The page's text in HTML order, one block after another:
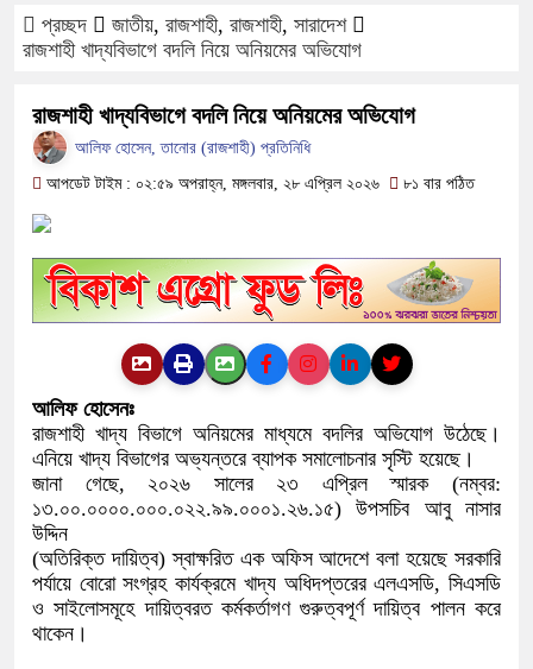
ফরিদপুরে ওজোপাডিকোর উদ্যোগে
বাংলাদেশের আকাশে রহস্যময় আলোর
দেড় লাখ টাকার গাছ ৫০ হাজারে নিলাম
কোদাল
ফরিদপুরে ‘শ্মশান বন্ধু’ কানু সেন
প্রচ্ছদ জাতীয়, রাজশাহী, রাজশাহী, সারাদেশ
রাজশাহী খাদ্যবিভাগে বদলি নিয়ে অনিয়মের অভিযোগ
রাজশাহী খাদ্যবিভাগে বদলি নিয়ে অনিয়মের অভিযোগ
আলিফ হোসেন, তানোর (রাজশাহী) প্রতিনিধি
আপডেট টাইম : ০২:৫৯ অপরাহ্ন, মঙ্গলবার, ২৮ এপ্রিল ২০২৬
৮১ বার পঠিত
আলিফ হোসেনঃ
রাজশাহী খাদ্য বিভাগে অনিয়মের মাধ্যমে বদলির অভিযোগ উঠেছে।
এনিয়ে খাদ্য বিভাগের অভ্যন্তরে ব্যাপক সমালোচনার সৃস্টি হয়েছে।
জানা গেছে, ২০২৬ সালের ২৩ এপ্রিল স্মারক (নম্বর:
১৩.০০.০০০০.০০০.০২২.৯৯.০০০১.২৬.১৫) উপসচিব আবু নাসার
উদ্দিন
(অতিরিক্ত দায়িত্ব) স্বাক্ষরিত এক অফিস আদেশে বলা হয়েছে সরকারি
পর্যায়ে বোরো সংগ্রহ কার্যক্রমে খাদ্য অধিদপ্তরের এলএসডি, সিএসডি
ও সাইলোসমূহে দায়িত্বরত কর্মকর্তাগণ গুরুত্বপূর্ণ দায়িত্ব পালন করে
থাকেন।